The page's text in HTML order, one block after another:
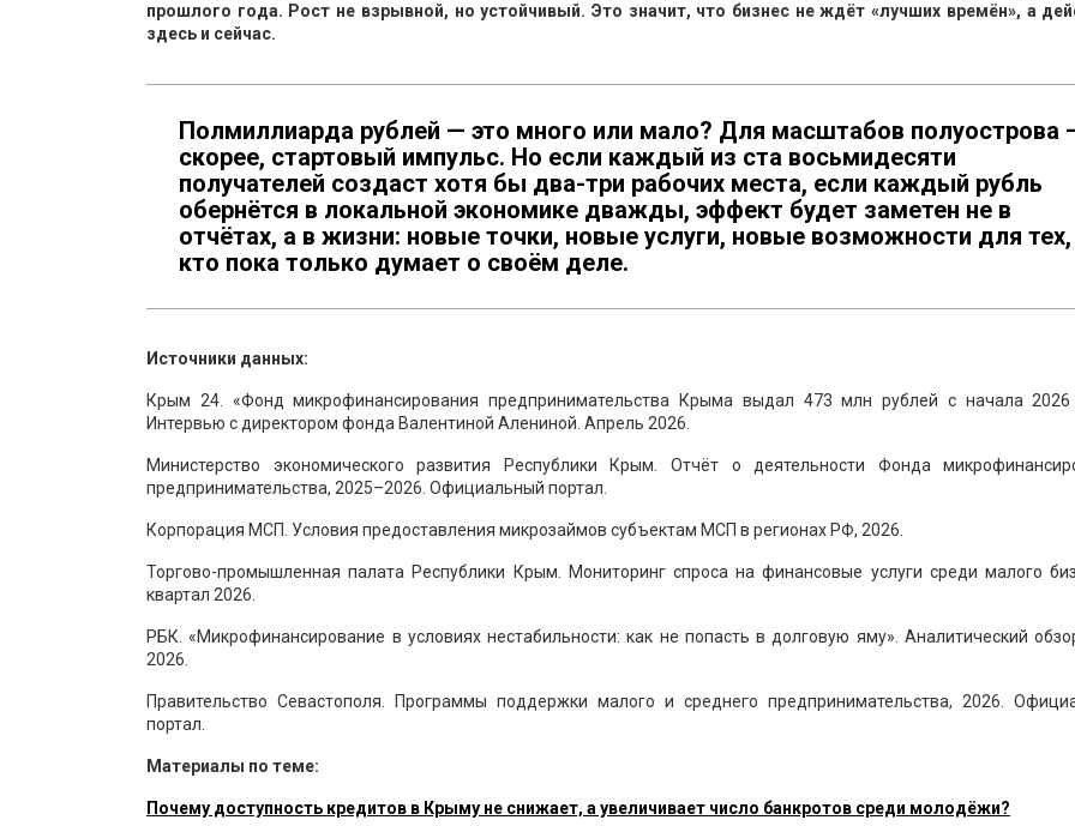
прошлого года. Рост не взрывной, но устойчивый. Это значит, что бизнес не ждёт «лучших времён», а
здесь и сейчас.
Полмиллиарда рублей — это много или мало? Для масштабов полуострова
скорее, стартовый импульс. Но если каждый из ста восьмидесяти
получателей создаст хотя бы два-три рабочих места, если каждый рубль
обернётся в локальной экономике дважды, эффект будет заметен не в
отчётах, а в жизни: новые точки, новые услуги, новые возможности для тех,
кто пока только думает о своём деле.
Источники данных:
Крым 24. «Фонд микрофинансирования предпринимательства Крыма выдал 473 млн рублей с начала 2026
Интервью с директором фонда Валентиной Алениной. Апрель 2026.
Министерство экономического развития Республики Крым. Отчёт о деятельности Фонда
предпринимательства, 2025–2026. Официальный портал.
Корпорация МСП. Условия предоставления микрозаймов субъектам МСП в регионах РФ, 2026.
Торгово-промышленная палата Республики Крым. Мониторинг спроса на финансовые услуги среди малого
квартал 2026.
РБК. «Микрофинансирование в условиях нестабильности: как не попасть в долговую яму». Аналитический
2026.
Правительство Севастополя. Программы поддержки малого и среднего предпринимательства, 2026.
портал.
Материалы по теме:
Почему доступность кредитов в Крыму не снижает, а увеличивает число банкротов среди молодёжи?